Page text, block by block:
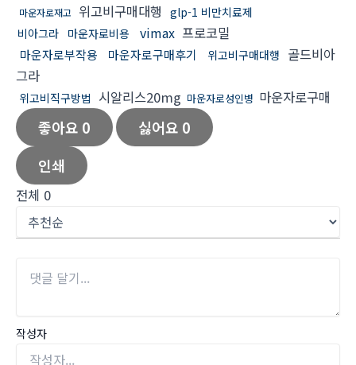
마운자로재고 위고비구매대행 glp-1 비만치료제
비아그라 마운자로비용 vimax 프로코밀
마운자로부작용 마운자로구매후기 위고비구매대행 골드비아
그라
위고비직구방법 시알리스20mg 마운자로성인병 마운자로구매
좋아요 0 싫어요 0
인쇄
전체 0
작성자